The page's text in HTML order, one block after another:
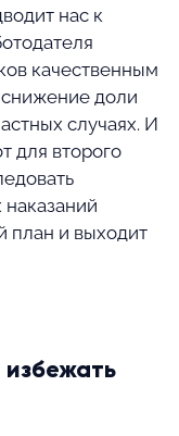
нас к
качественным
доли
случаях. И
для второго
план и выходит
избежать